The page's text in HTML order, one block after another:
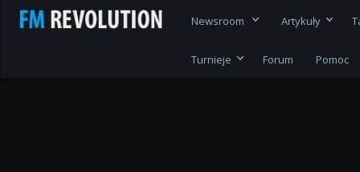
Newsroom Artykuły
Turnieje Forum Pomoc